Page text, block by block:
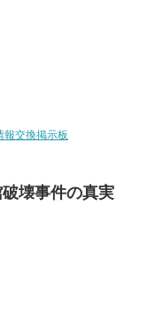
報交換掲示板
壊事件の真実